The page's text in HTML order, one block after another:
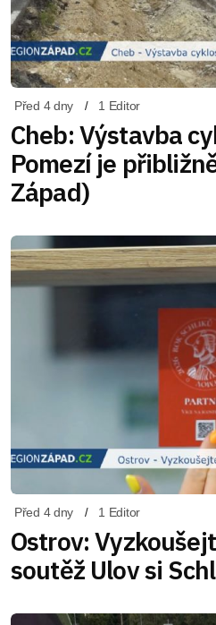
Před 4 dny 1 Editor
Cheb: Výstavba
Pomezí je
Západ)
Před 4 dny 1 Editor
Ostrov:
soutěž Ulov si